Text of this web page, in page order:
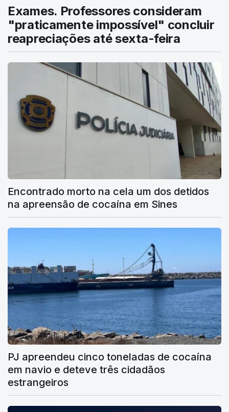
Exames. Professores consideram
"praticamente impossível" concluir
reapreciações até sexta-feira
Encontrado morto na cela um dos detidos
na apreensão de cocaína em Sines
PJ apreendeu cinco toneladas de cocaína
em navio e deteve três cidadãos
estrangeiros